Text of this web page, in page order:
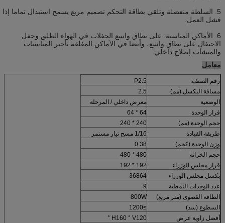
5. السلطة منفصلة وتلقي بطاقة التحكم تصميم مربع يسمح استبدال تماما إذا
فشل العمل.
6. الأماكن المناسبة: على نطاق واسع الحفلات في الهواء الطلق وحفل
الاحتفال على نطاق واسع، وأيضا في الأماكن المغلقة تأجير المناسبات
والمنشآت إصلاح داخلي.
معامل
رقم الصنف.
P2.5
مسافة البكسل (مم)
2.5
الوضعية
معرض داخلي / المرحلة
قرار الوحدة
64 * 64
حجم الوحدة (مم)
240 * 240
طريقة القيادة
1/16 مسح تيار مستمر
وزن الوحدة (كجم)
0.38
حجم الخزانة
480 * 480
قرار مجلس الوزراء
192 * 192
بكسل مجلس الوزراء
36864
عدد الوحدات النمطية
9
الطاقة القصوى (متر مربع)
800W
السطوع (سد)
≥1200
أفضل زاوية عرض
H160 ° V120 °